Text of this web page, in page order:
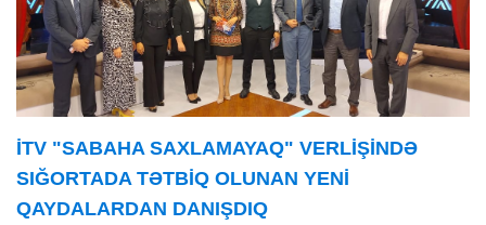
İTV "SABAHA SAXLAMAYAQ" VERLIŞINDƏ
SIĞORTADA TƏTBIQ OLUNAN YENI
QAYDALARDAN DANIŞDIQ